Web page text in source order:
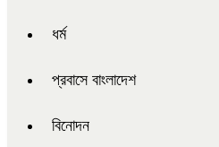
ধর্ম
প্রবাসে বাংলাদেশ
বিনোদন